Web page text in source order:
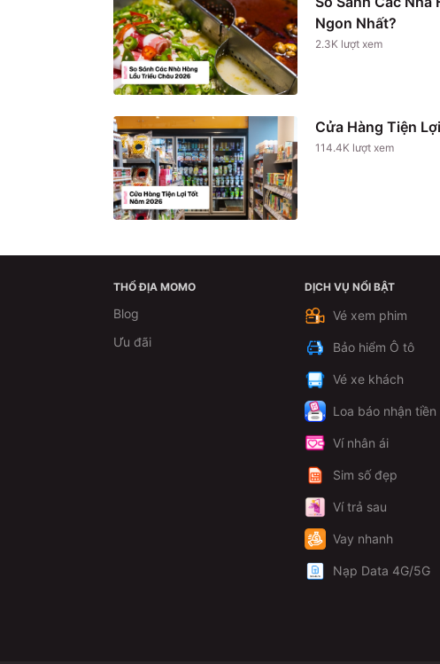
Ngon Nhất?
2.3K lượt xem
Cửa Hàng Tiện
114.4K lượt xem
THỔ ĐỊA MOMO
Blog
Ưu đãi
DỊCH VỤ NỔI BẬT
Vé xem phim
Bảo hiểm Ô tô
Vé xe khách
Loa báo nhận tiền
Ví nhân ái
Sim số đẹp
Ví trả sau
Vay nhanh
Nạp Data 4G/5G